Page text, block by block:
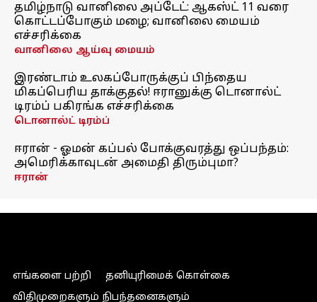
தமிழ்நாடு வானிலை அப்டேட்: ஆகஸ்ட் 11 வரை
கொட்டப்போகும் மழை; வானிலை மையம்
எச்சரிக்கை
வானிலை ஆய்வு மையம்
இரண்டாம் உலகப்போருக்குப் பிந்தைய
மிகப்பெரிய தாக்குதல்! ஈரானுக்கு டொனால்ட்
டிரம்ப் பகிரங்க எச்சரிக்கை
டொனால்ட் டிரம்ப்
ஈரான் - ஓமன் கப்பல் போக்குவரத்து ஒப்பந்தம்:
அமெரிக்காவுடன் அமைதி திரும்புமா?
ஈரான்
எங்களை பற்றி
தனியுரிமைக் கொள்கை
விதிமுறைகளும் நிபந்தனைகளும்